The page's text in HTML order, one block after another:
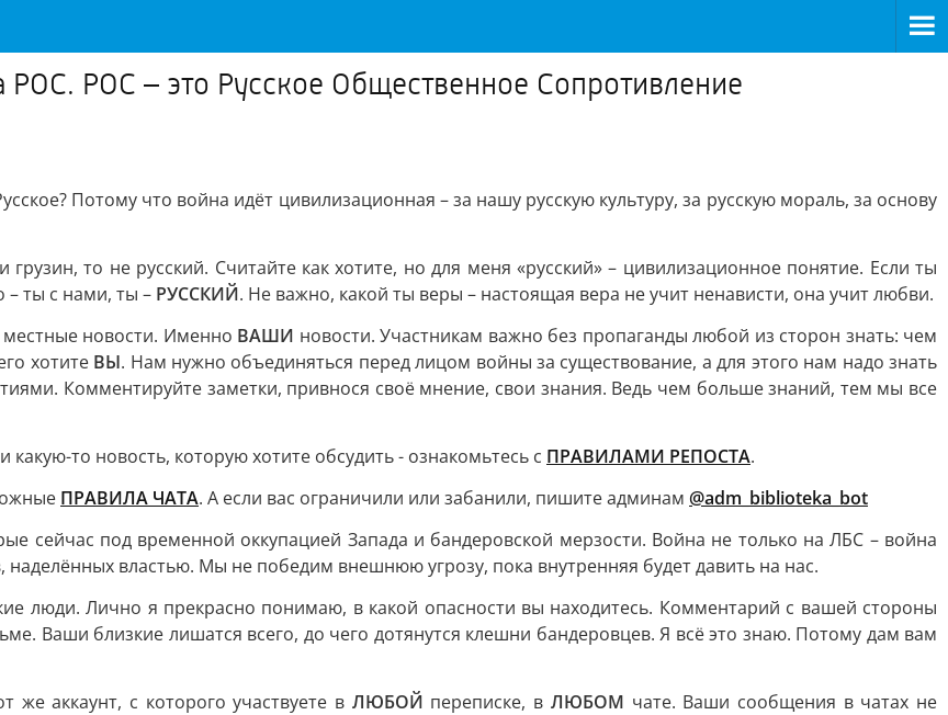
РОС – это Русское Общественное Сопротивление
Потому что война идёт цивилизационная – за нашу русскую культуру, за русскую мораль, за основу
то не русский. Считайте как хотите, но для меня «русский» – цивилизационное понятие. Если ты
– ты с нами, ты – РУССКИЙ. Не важно, какой ты веры – настоящая вера не учит ненависти, она учит любви.
новости. Именно ВАШИ новости. Участникам важно без пропаганды любой из сторон знать: чем
хотите ВЫ. Нам нужно объединяться перед лицом войны за существование, а для этого нам надо знать
Комментируйте заметки, привнося своё мнение, свои знания. Ведь чем больше знаний, тем мы все
то новость, которую хотите обсудить - ознакомьтесь с ПРАВИЛАМИ РЕПОСТА.
ПРАВИЛА ЧАТА. А если вас ограничили или забанили, пишите админам @adm_biblioteka_bot
сейчас под временной оккупацией Запада и бандеровской мерзости. Война не только на ЛБС – война
властью. Мы не победим внешнюю угрозу, пока внутренняя будет давить на нас.
люди. Лично я прекрасно понимаю, в какой опасности вы находитесь. Комментарий с вашей стороны
Ваши близкие лишатся всего, до чего дотянутся клешни бандеровцев. Я всё это знаю. Потому дам вам
же аккаунт, с которого участвуете в ЛЮБОЙ переписке, в ЛЮБОМ чате. Ваши сообщения в чатах не